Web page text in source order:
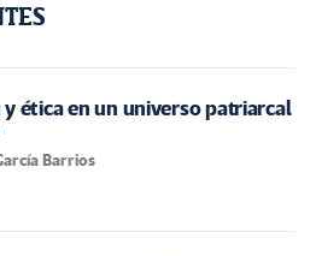
y ética en un universo patriarcal
Barrios